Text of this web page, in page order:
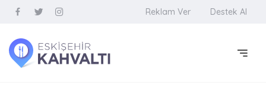
Reklam Ver Destek Al